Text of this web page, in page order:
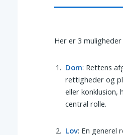
Her er 3
Dom: Rettens
rettigheder og
eller konklusion,
central rolle.
Lov: En generel